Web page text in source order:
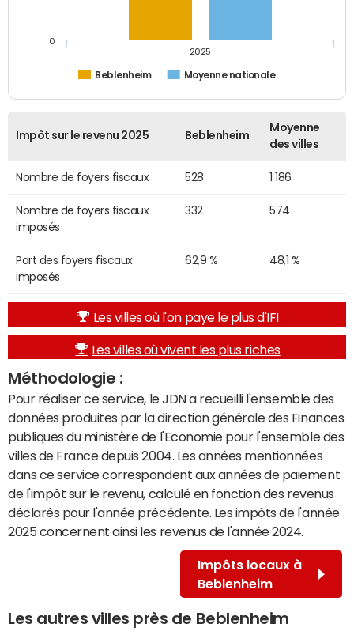
Beblenheim Moyenne nationale
2025
0
Impôt sur le revenu 2025 Beblenheim
Moyenne
des villes
Nombre de foyers fiscaux 528 1 186
Nombre de foyers fiscaux
imposés
332 574
Part des foyers fiscaux
imposés
62,9 % 48,1 %
Les villes où l'on paye le plus d'IFI
Les villes où vivent les plus riches
Méthodologie :
Pour réaliser ce service, le JDN a recueilli l'ensemble des
données produites par la direction générale des Finances
publiques du ministère de l'Economie pour l'ensemble des
villes de France depuis 2004. Les années mentionnées
dans ce service correspondent aux années de paiement
de l'impôt sur le revenu, calculé en fonction des revenus
déclarés pour l'année précédente. Les impôts de l'année
2025 concernent ainsi les revenus de l'année 2024.
Impôts locaux à
Beblenheim
Les autres villes près de Beblenheim